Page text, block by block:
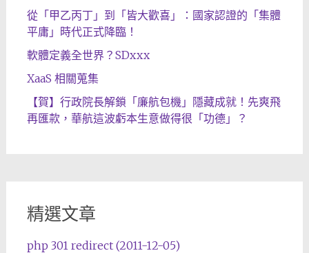
從「甲乙丙丁」到「皆大歡喜」：國家認證的「集體
平庸」時代正式降臨！
軟體定義全世界？SDxxx
XaaS 相關蒐集
【賀】行政院長解鎖「廉航包機」隱藏成就！先爽飛
再匯款，華航這波虧本生意做得很「功德」？
精選文章
php 301 redirect (2011-12-05)